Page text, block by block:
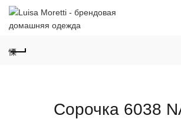
Сорочка 6038